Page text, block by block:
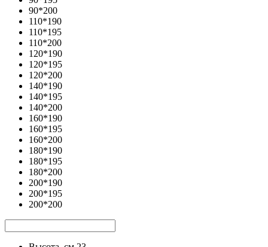
90*200
110*190
110*195
110*200
120*190
120*195
120*200
140*190
140*195
140*200
160*190
160*195
160*200
180*190
180*195
180*200
200*190
200*195
200*200